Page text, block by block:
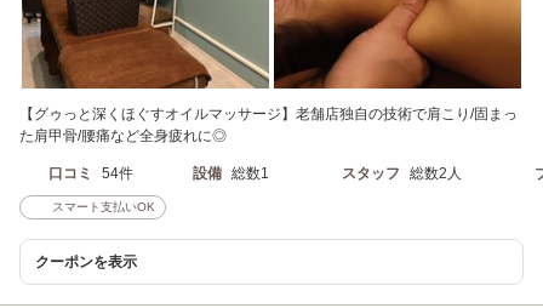
【グゥっと深くほぐすオイルマッサージ】老舗店独自の技術で肩こり/固まっ
た肩甲骨/腰痛など全身疲れに◎
口コミ 54件 設備 総数1 スタッフ 総数2人
スマート支払いOK
クーポンを表示